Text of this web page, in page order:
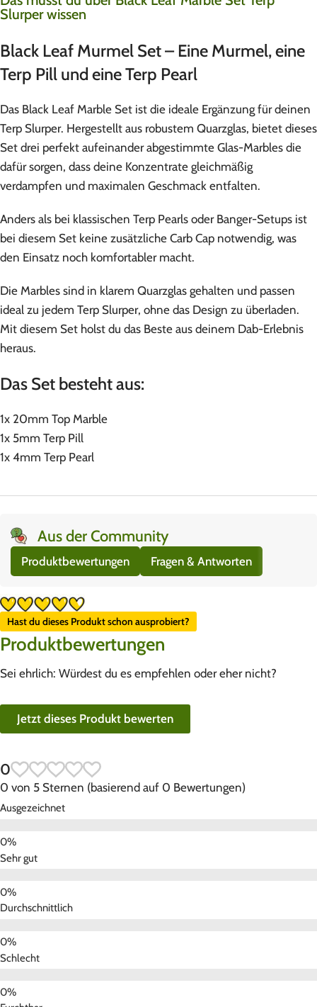
Slurper wissen
Black Leaf Murmel Set – Eine Murmel, eine
Terp Pill und eine Terp Pearl
Das Black Leaf Marble Set ist die ideale Ergänzung für deinen
Terp Slurper. Hergestellt aus robustem Quarzglas, bietet dieses
Set drei perfekt aufeinander abgestimmte Glas-Marbles die
dafür sorgen, dass deine Konzentrate gleichmäßig
verdampfen und maximalen Geschmack entfalten.
Anders als bei klassischen Terp Pearls oder Banger-Setups ist
bei diesem Set keine zusätzliche Carb Cap notwendig, was
den Einsatz noch komfortabler macht.
Die Marbles sind in klarem Quarzglas gehalten und passen
ideal zu jedem Terp Slurper, ohne das Design zu überladen.
Mit diesem Set holst du das Beste aus deinem Dab-Erlebnis
heraus.
Das Set besteht aus:
1x 20mm Top Marble
1x 5mm Terp Pill
1x 4mm Terp Pearl
Aus der Community
Produktbewertungen Fragen & Antworten
Hast du dieses Produkt schon ausprobiert?
Produktbewertungen
Sei ehrlich: Würdest du es empfehlen oder eher nicht?
Jetzt dieses Produkt bewerten
0
0 von 5 Sternen (basierend auf 0 Bewertungen)
Ausgezeichnet
Sehr gut
Durchschnittlich
Schlecht